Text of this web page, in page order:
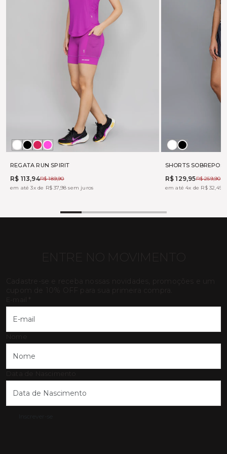
REGATA RUN SPIRIT
R$ 113,94R$ 189,90
em até 3x de R$ 37,98 sem juros
Branco
PretoBOHEME
TONIC
SHORTS
R$ 129,95R$ 259,90
em até 4x de R$ 32,49
Branco
Preto